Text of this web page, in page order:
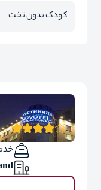
کودک بدون تخت